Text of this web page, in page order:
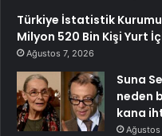
Türkiye İstatistik Kurumu:
Milyon 520 Bin Kişi Yurt
Ağustos 7, 2026
Suna
neden
kana
Ağustos